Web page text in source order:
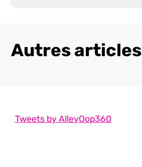
Autres articles
Tweets by AlleyOop360